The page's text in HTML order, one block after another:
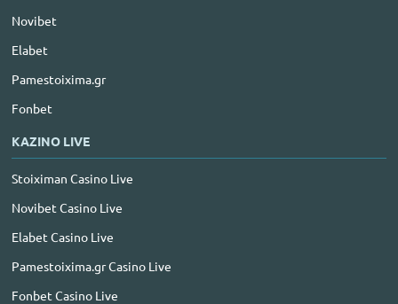
Novibet
Elabet
Pamestoixima.gr
Fonbet
ΚΑΖΙΝΟ LIVE
Stoiximan Casino Live
Novibet Casino Live
Elabet Casino Live
Pamestoixima.gr Casino Live
Fonbet Casino Live